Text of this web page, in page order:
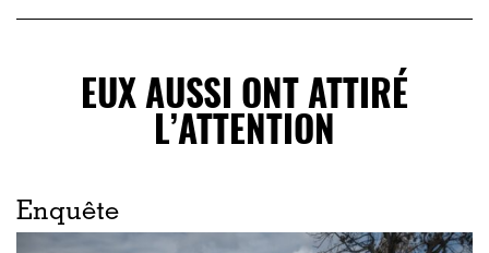
EUX AUSSI ONT ATTIRÉ
L’ATTENTION
Enquête